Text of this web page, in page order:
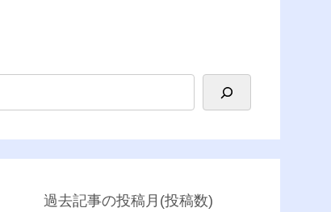
過去記事の投稿月(投稿数)